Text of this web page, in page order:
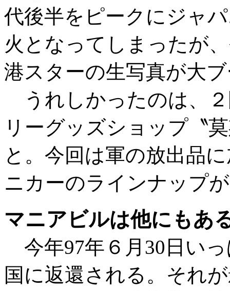
代後半をピークにジャ
火となってしまったが
港スターの生写真が大
うれしかったのは、
リーグッズショップ〝
と。今回は軍の放出品
ニカーのラインナップ
マニアビルは他にもあ
今年97年６月30日い
国に返還される。それ